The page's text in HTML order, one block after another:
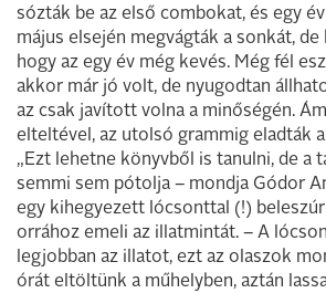
sózták be az első combokat, és egy
május elsején megvágták a sonkát,
hogy az egy év még kevés. Még fél
akkor már jó volt, de nyugodtan
az csak javított volna a minőségén.
elteltével, az utolsó grammig eladták
„Ezt lehetne könyvből is tanulni, de a
semmi sem pótolja – mondja Gódor
egy kihegyezett lócsonttal (!) beleszúr
orrához emeli az illatmintát. – A
legjobban az illatot, ezt az olaszok
órát eltöltünk a műhelyben, aztán